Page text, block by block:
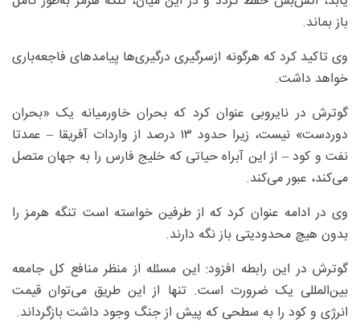
باز بماند.
وی تاکید کرد که هرگونه ازسرگیری درگیری‌ها پیامدهای فاجعه‌باری
خواهد داشت.
گوترش در نایروبی عنوان کرد که بحران خاورمیانه یک «بحران
دوردست» نیست، زیرا حدود ۱۳ درصد از واردات آفریقا – عمدتا
نفت و کود – از این آبراه حیاتی که خلیج فارس را به جهان متصل
می‌کند، عبور می‌کند.
وی در ادامه عنوان کرد که از طرفین خواسته است تنگه هرمز را
بدون هیچ محدودیتی باز نگه دارند.
گوترش در این رابطه افزود: این مسئله از منظر منافع کل جامعه
بین‌المللی یک ضرورت است. تنها از این طریق می‌توان قیمت
انرژی و کود را به سطحی که پیش از جنگ وجود داشت بازگرداند.